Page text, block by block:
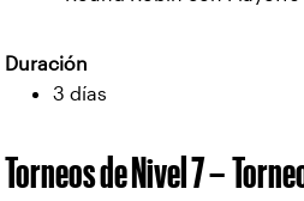
Duración
3 días
Torneos de Nivel 7 –